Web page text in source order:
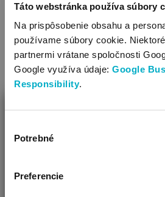
Táto webstránka používa súbory
Na prispôsobenie obsahu a
používame súbory cookie.
partnermi vrátane spoločnosti
Google využíva údaje: Google
Responsibility.
súhlasu
Potrebné
Preferencie
FRECHE FREUNDE